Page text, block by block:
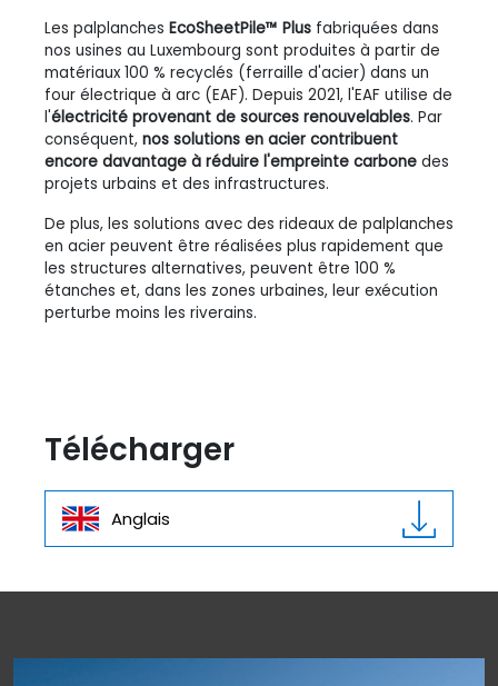
Les palplanches EcoSheetPile™ Plus fabriquées dans
nos usines au Luxembourg sont produites à partir de
matériaux 100 % recyclés (ferraille d'acier) dans un
four électrique à arc (EAF). Depuis 2021, l'EAF utilise de
l'électricité provenant de sources renouvelables. Par
conséquent, nos solutions en acier contribuent
encore davantage à réduire l'empreinte carbone des
projets urbains et des infrastructures.
De plus, les solutions avec des rideaux de palplanches
en acier peuvent être réalisées plus rapidement que
les structures alternatives, peuvent être 100 %
étanches et, dans les zones urbaines, leur exécution
perturbe moins les riverains.
Télécharger
Anglais